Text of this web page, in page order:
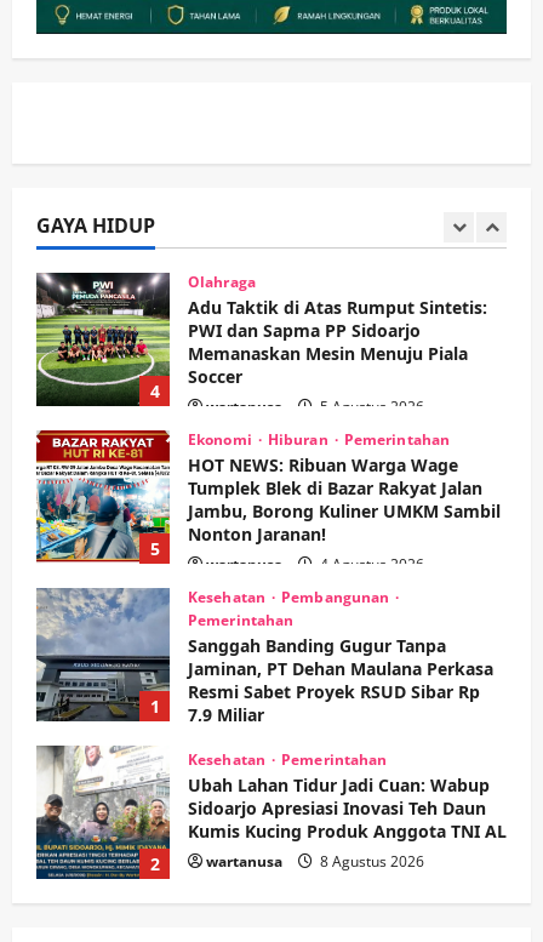
GAYA HIDUP
Sidoarjo Apresiasi Inovasi Teh Daun
3
Jaminan Rp 100 Juta?
wartanusa
4
Olahraga
Adu Taktik di Atas Rumput Sintetis:
PWI dan Sapma PP Sidoarjo
Memanaskan Mesin Menuju Piala
Soccer
wartanusa 5 Agustus 2026
5
Ekonomi Hiburan Pemerintahan
HOT NEWS: Ribuan Warga Wage
Tumplek Blek di Bazar Rakyat Jalan
Jambu, Borong Kuliner UMKM Sambil
Nonton Jaranan!
wartanusa 4 Agustus 2026
1
Kesehatan
Pembangunan
Pemerintahan
Sanggah Banding Gugur Tanpa
Jaminan, PT Dehan Maulana Perkasa
Resmi Sabet Proyek RSUD Sibar Rp
7,9 Miliar
2
Kesehatan Pemerintahan
Ubah Lahan Tidur Jadi Cuan: Wabup
Sidoarjo Apresiasi Inovasi Teh Daun
Kumis Kucing Produk Anggota TNI AL
wartanusa 8 Agustus 2026